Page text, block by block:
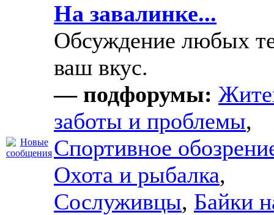
На завалинке...
Обсуждение любых
ваш вкус.
— подфорумы:
заботы и проблемы,
Спортивное
Охота и рыбалка,
Сослуживцы, Байки